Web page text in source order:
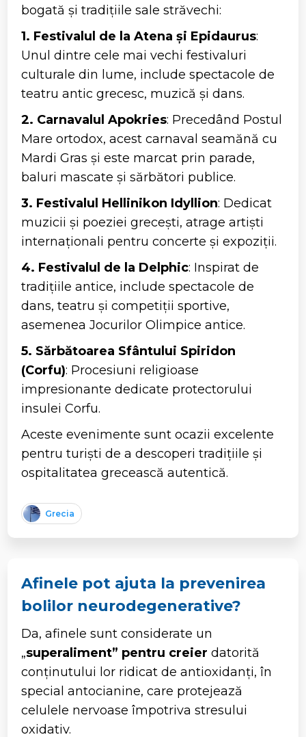
bogată și tradițiile sale străvechi:
1. Festivalul de la Atena și Epidaurus:
Unul dintre cele mai vechi festivaluri
culturale din lume, include spectacole de
teatru antic grecesc, muzică și dans.
2. Carnavalul Apokries: Precedând Postul
Mare ortodox, acest carnaval seamănă cu
Mardi Gras și este marcat prin parade,
baluri mascate și sărbători publice.
3. Festivalul Hellinikon Idyllion: Dedicat
muzicii și poeziei grecești, atrage artiști
internaționali pentru concerte și expoziții.
4. Festivalul de la Delphic: Inspirat de
tradițiile antice, include spectacole de
dans, teatru și competiții sportive,
asemenea Jocurilor Olimpice antice.
5. Sărbătoarea Sfântului Spiridon
(Corfu): Procesiuni religioase
impresionante dedicate protectorului
insulei Corfu.
Aceste evenimente sunt ocazii excelente
pentru turiști de a descoperi tradițiile și
ospitalitatea grecească autentică.
Grecia
Afinele pot ajuta la prevenirea
bolilor neurodegenerative?
Da, afinele sunt considerate un
„superaliment” pentru creier datorită
conținutului lor ridicat de antioxidanți, în
special antocianine, care protejează
celulele nervoase împotriva stresului
oxidativ.